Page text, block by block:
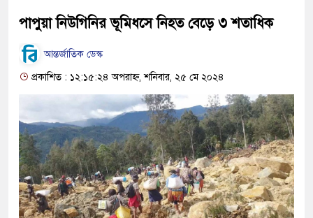
পাপুয়া নিউগিনির ভূমিধসে নিহত বেড়ে ৩ শতাধিক
আন্তর্জাতিক ডেস্ক
প্রকাশিত : ১২:১৫:২৪ অপরাহ্ন, শনিবার, ২৫ মে ২০২৪